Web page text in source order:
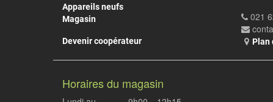
Appareils neufs
Magasin
Devenir coopérateur
021
Plan
Horaires du magasin